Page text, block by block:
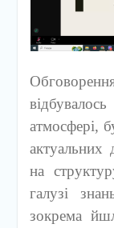
атмосфері,
актуальних
на
галузі
зокрема